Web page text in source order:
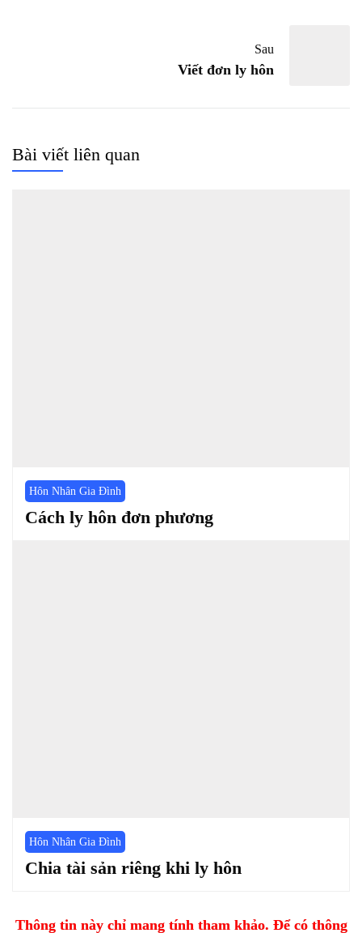
Sau
Viết đơn ly hôn
Bài viết liên quan
Hôn Nhân Gia Đình
Cách ly hôn đơn phương
Hôn Nhân Gia Đình
Chia tài sản riêng khi ly hôn
Thông tin này chỉ mang tính tham khảo. Để có thông